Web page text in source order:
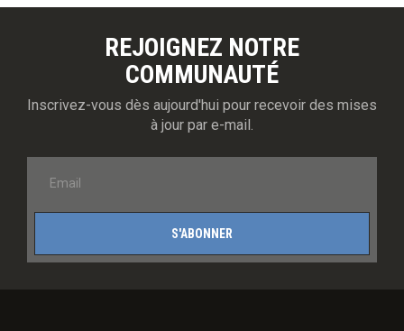
REJOIGNEZ NOTRE
COMMUNAUTÉ
Inscrivez-vous dès aujourd'hui pour recevoir des mises
à jour par e-mail.
S'ABONNER